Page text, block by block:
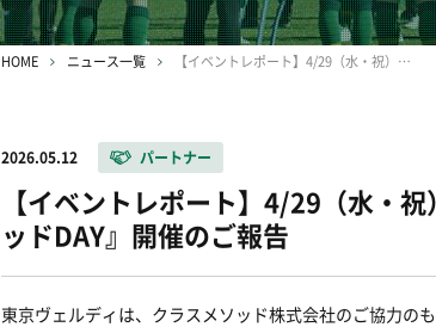
HOME ニュース一覧 【イベントレポート】4/29（水・祝）鹿島アントラーズ戦『クラスメソッドDAY』開催のご報告
2026.05.12 パートナー
【イベントレポート】4/29（水・
ッドDAY』開催のご報告
東京ヴェルディは、クラスメソッド株式会社のご協力の